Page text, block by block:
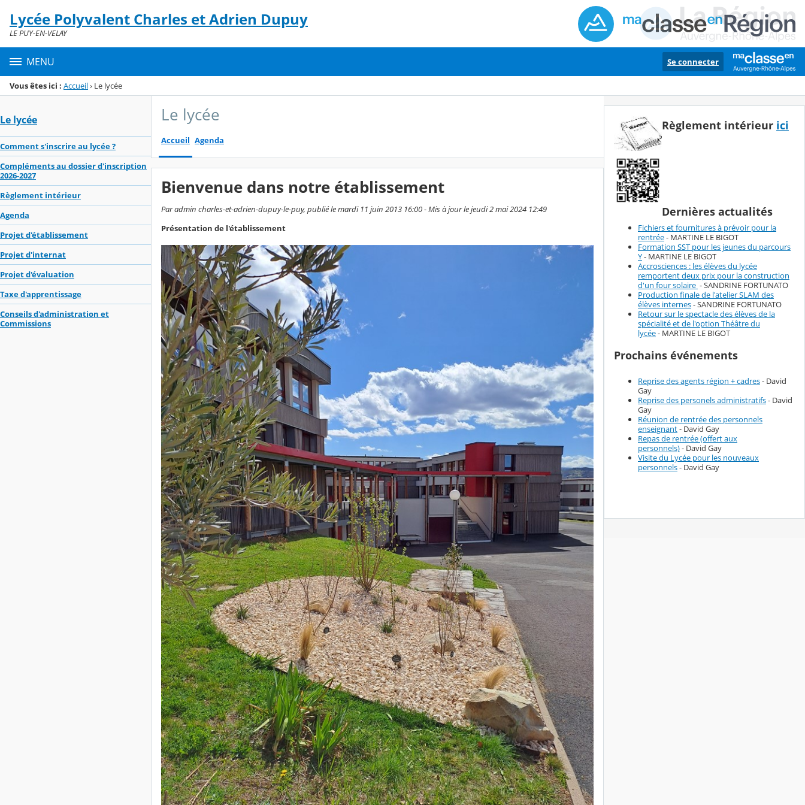
Menu de la rubrique
Contenu
Lycée Polyvalent Charles et Adrien Dupuy
LE PUY-EN-VELAY
MENU Se connecter
Vous êtes ici : Accueil› Le lycée
Le lycée
Comment s'inscrire au lycée ?
Compléments au dossier d'inscription
2026-2027
Règlement intérieur
Agenda
Projet d'établissement
Projet d'internat
Projet d'évaluation
Taxe d'apprentissage
Conseils d'administration et
Commissions
Le lycée
Accueil Agenda
Bienvenue dans notre établissement
Par admin charles-et-adrien-dupuy-le-puy, publié le mardi 11 juin 2013 16:00 - Mis à jour le jeudi 2 mai 2024 12:49
Présentation de l'établissement
Règlement intérieur ici
Dernières actualités
Fichiers et fournitures à prévoir pour la
rentrée- MARTINE LE BIGOT
Formation SST pour les jeunes du parcours
Y- MARTINE LE BIGOT
Accrosciences : les élèves du lycée
remportent deux prix pour la construction
d'un four solaire - SANDRINE FORTUNATO
Production finale de l'atelier SLAM des
élèves internes- SANDRINE FORTUNATO
Retour sur le spectacle des élèves de la
spécialité et de l'option Théâtre du
lycée- MARTINE LE BIGOT
Prochains événements
Reprise des agents région + cadres- David
Gay
Reprise des personels administratifs- David
Gay
Réunion de rentrée des personnels
enseignant- David Gay
Repas de rentrée (offert aux
personnels)- David Gay
Visite du Lycée pour les nouveaux
personnels- David Gay